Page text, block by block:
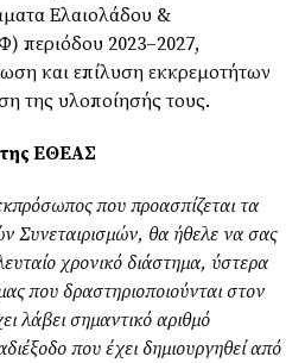
Ελαιολάδου &
περιόδου 2023–2027,
και επίλυση εκκρεμοτήτων
της υλοποίησής τους.
ΕΘΕΑΣ
που προασπίζεται τα
Συνεταιρισμών, θα ήθελε να σας
χρονικό διάστημα, ύστερα
που δραστηριοποιούνται στον
λάβει σημαντικό αριθμό
που έχει δημιουργηθεί από